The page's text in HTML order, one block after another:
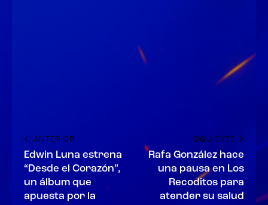
ANTERIOR
Edwin Luna estrena
“Desde el Corazón”,
un álbum que
apuesta por la
SIGUIENTE
Rafa González hace
una pausa en Los
Recoditos para
atender su salud